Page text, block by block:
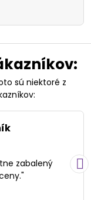
sú niektoré z
zabalený